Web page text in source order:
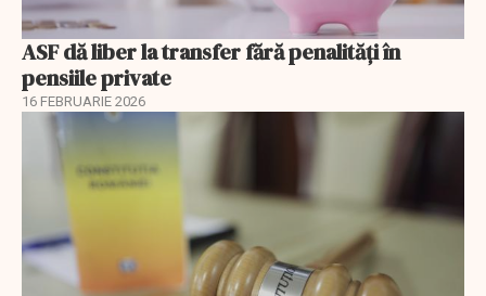
ASF dă liber la transfer fără penalități în
pensiile private
16 FEBRUARIE 2026